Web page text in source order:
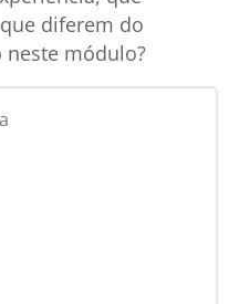
diferem do
neste módulo?